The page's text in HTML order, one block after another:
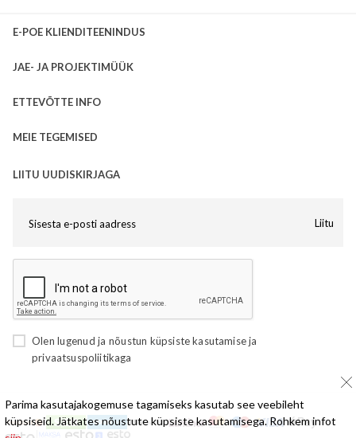
E-POE KLIENDITEENINDUS
JAE- JA PROJEKTIMÜÜK
ETTEVÕTTE INFO
MEIE TEGEMISED
LIITU UUDISKIRJAGA
Liitu
Olen lugenud ja nõustun küpsiste kasutamiseja
privaatsuspoliitikaga
Parima kasutajakogemuse tagamiseks kasutab see veebileht
küpsiseid. Jätkates nõustute küpsiste kasutamisega. Rohkem infot